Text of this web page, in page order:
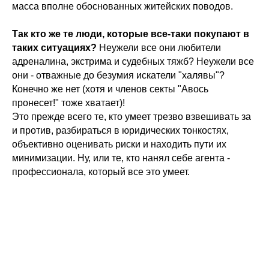
масса вполне обоснованных житейских поводов.
Так кто же те люди, которые все-таки покупают в
таких ситуациях? Неужели все они любители
адреналина, экстрима и судебных тяжб? Неужели все
они - отважные до безумия искатели "халявы"?
Конечно же нет (хотя и членов секты "Авось
пронесет!" тоже хватает)!
Это прежде всего те, кто умеет трезво взвешивать за
и против, разбираться в юридических тонкостях,
объективно оценивать риски и находить пути их
минимизации. Ну, или те, кто нанял себе агента -
профессионала, который все это умеет.